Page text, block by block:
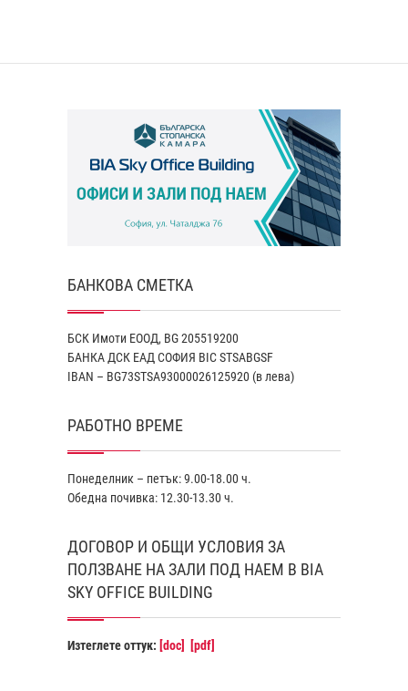
БАНКОВА СМЕТКА
БСК Имоти ЕООД, BG 205519200
БАНКА ДСК EАД СОФИЯ BIC STSABGSF
IBAN – BG73STSA93000026125920 (в лева)
РАБОТНО ВРЕМЕ
Понеделник – петък: 9.00-18.00 ч.
Обедна почивка: 12.30-13.30 ч.
ДОГОВОР И ОБЩИ УСЛОВИЯ ЗА
ПОЛЗВАНЕ НА ЗАЛИ ПОД НАЕМ В BIA
SKY OFFICE BUILDING
Изтеглете оттук: [doc] [pdf]